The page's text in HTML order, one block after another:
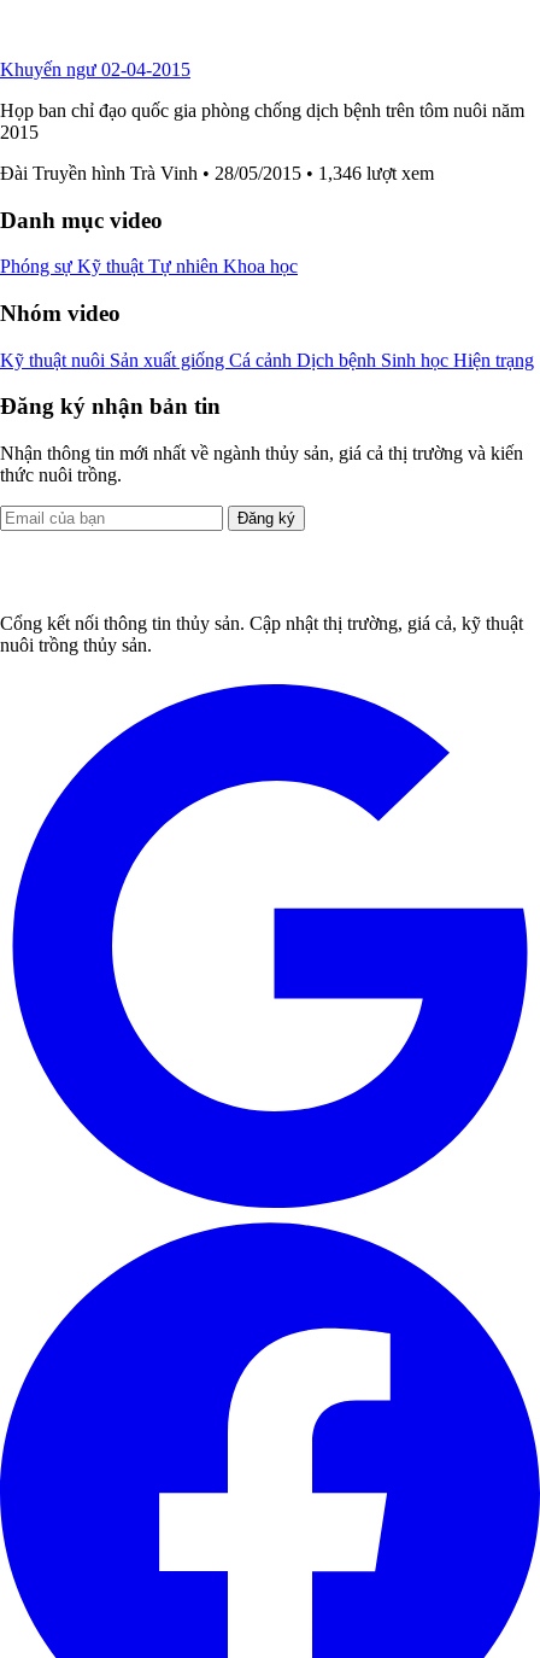
Khuyến ngư 02-04-2015
Họp ban chỉ đạo quốc gia phòng chống dịch bệnh trên tôm nuôi năm
2015
Đài Truyền hình Trà Vinh • 28/05/2015 • 1,346 lượt xem
Danh mục video
Phóng sự Kỹ thuật Tự nhiên Khoa học
Nhóm video
Kỹ thuật nuôi Sản xuất giống Cá cảnh Dịch bệnh Sinh học Hiện trạng
Đăng ký nhận bản tin
Nhận thông tin mới nhất về ngành thủy sản, giá cả thị trường và kiến
thức nuôi trồng.
Đăng ký
Cổng kết nối thông tin thủy sản. Cập nhật thị trường, giá cả, kỹ thuật
nuôi trồng thủy sản.